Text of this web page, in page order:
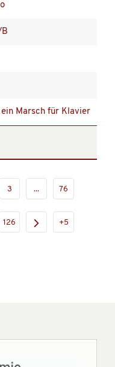
Marsch für Klavier
3 ... 76
126 +5